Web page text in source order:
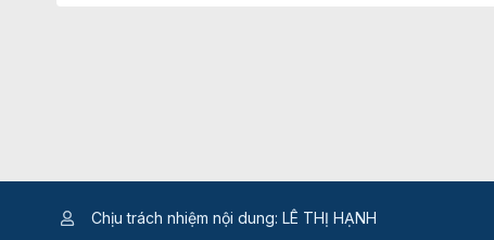
Chịu trách nhiệm nội dung: LÊ THỊ HẠNH